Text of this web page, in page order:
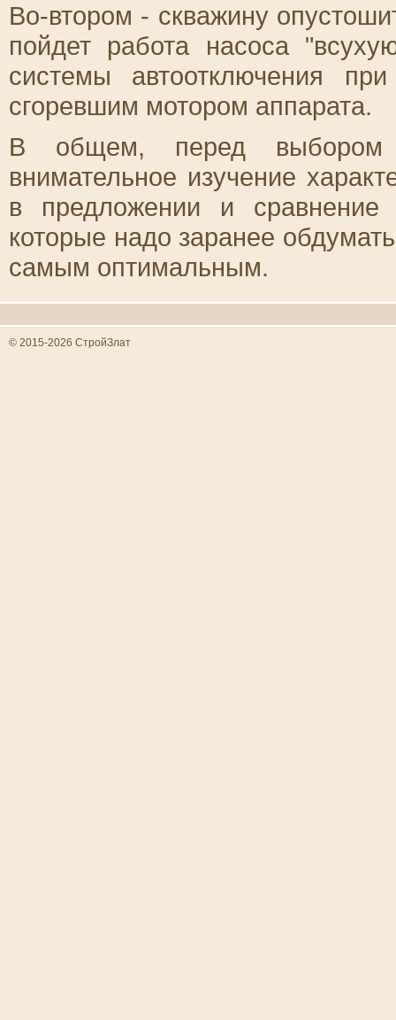
Во-втором - скважину
пойдет работа насоса
системы автоотключения
сгоревшим мотором аппарата.
В общем, перед выбором
внимательное изучение
в предложении и
которые надо заранее
самым оптимальным.
© 2015-2026 СтройЗлат